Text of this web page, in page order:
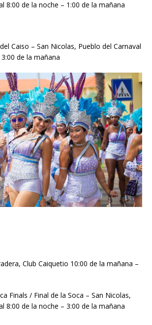
8:00 de la noche – 1:00 de la mañana
Caiso – San Nicolas, Pueblo del Carnaval
de la mañana
Club Caiquetio 10:00 de la mañana –
Finals / Final de la Soca – San Nicolas,
8:00 de la noche – 3:00 de la mañana